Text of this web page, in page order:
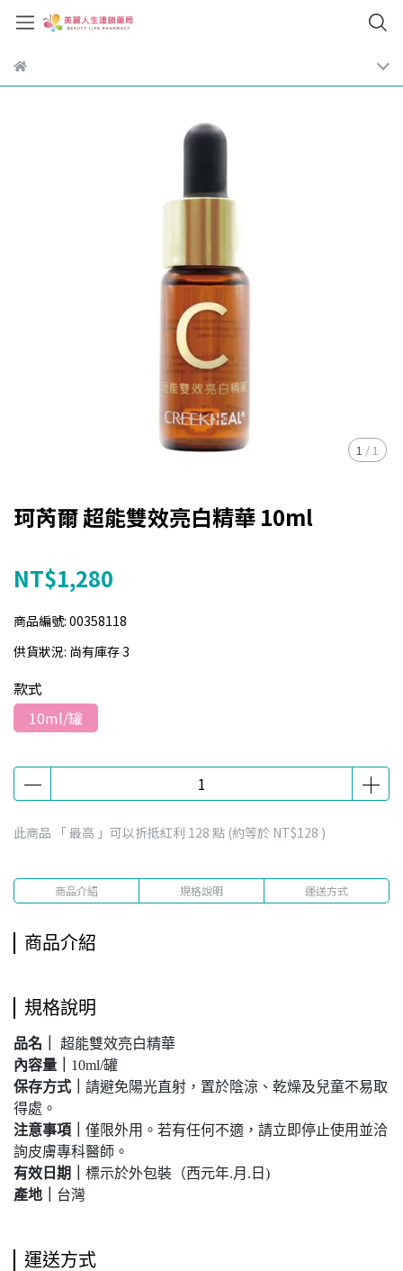
1 / 1
珂芮爾 超能雙效亮白精華 10ml
NT$1,280
商品編號: 00358118
供貨狀況: 尚有庫存 3
款式
10ml/罐
此商品 「 最高 」可以折抵紅利 128 點 (約等於 NT$128 )
商品介紹 規格說明 運送方式
商品介紹
規格說明
品名｜
超能雙效亮白精華
內容量｜ 10ml/罐
保存方式
請避免陽光直射，置於陰涼、乾燥及兒童不易取
得處。
注意事項｜ 僅限外用。若有任何不適，請立即停止使用並洽
詢皮膚專科醫師。
有效日期
標示於外包裝（西元年.月.日)
產地
台灣
運送方式